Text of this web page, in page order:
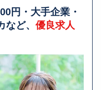
円・大手企業・
など、優良求人